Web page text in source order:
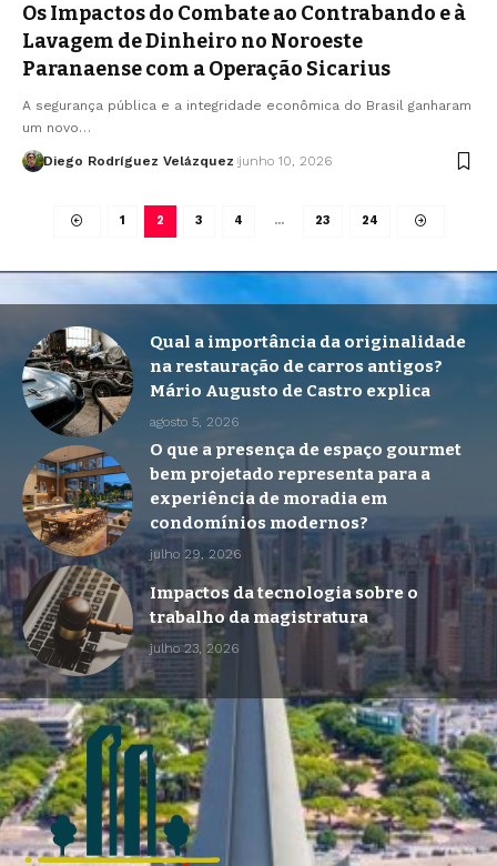
Os Impactos do Combate ao Contrabando e à
Lavagem de Dinheiro no Noroeste
Paranaense com a Operação Sicarius
A segurança pública e a integridade econômica do Brasil ganharam
um novo…
Diego Rodríguez Velázquez junho 10, 2026
1 2 3 4 … 23 24
Qual a importância da originalidade
na restauração de carros antigos?
Mário Augusto de Castro explica
agosto 5, 2026
O que a presença de espaço gourmet
bem projetado representa para a
experiência de moradia em
condomínios modernos?
julho 29, 2026
Impactos da tecnologia sobre o
trabalho da magistratura
julho 23, 2026